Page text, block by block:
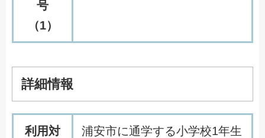
号
（1）
詳細情報
利用対
浦安市に通学する小学校1年生